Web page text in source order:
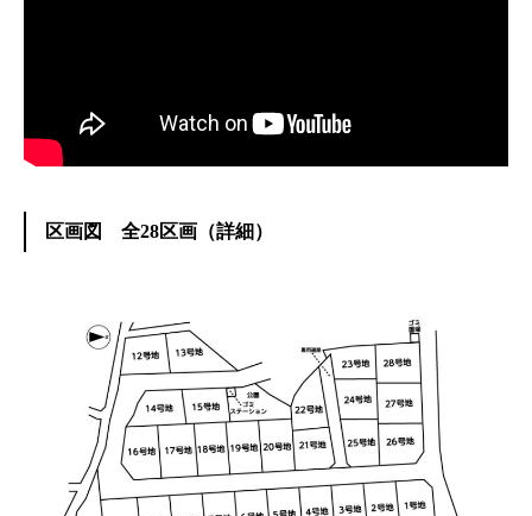
区画図 全28区画（詳細 ）